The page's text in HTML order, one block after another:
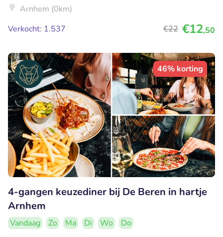
Arnhem (0km)
Verkocht: 1.537
€22 €12,50
46% korting
4-gangen keuzediner bij De Beren in hartje
Arnhem
Vandaag Zo Ma Di Wo
Do